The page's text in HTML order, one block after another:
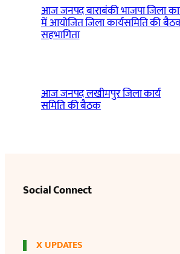
आज जनपद बाराबंकी भाजपा जिला
में आयोजित जिला कार्यसमिति की
सहभागिता
आज जनपद लखीमपुर जिला कार्य
समिति की बैठक
Social Connect
X UPDATES